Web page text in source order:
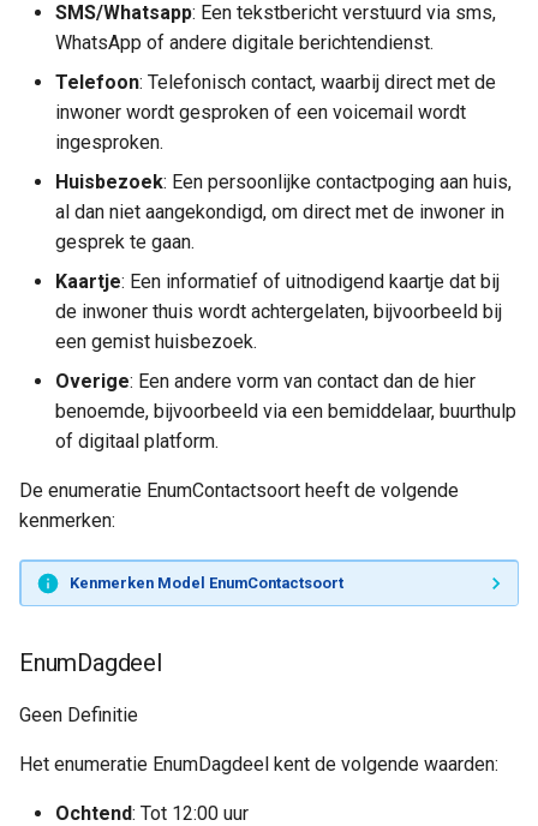
SMS/Whatsapp: Een tekstbericht verstuurd via sms,
WhatsApp of andere digitale berichtendienst.
Telefoon: Telefonisch contact, waarbij direct met de
inwoner wordt gesproken of een voicemail wordt
ingesproken.
Huisbezoek: Een persoonlijke contactpoging aan huis,
al dan niet aangekondigd, om direct met de inwoner in
gesprek te gaan.
Kaartje: Een informatief of uitnodigend kaartje dat bij
de inwoner thuis wordt achtergelaten, bijvoorbeeld bij
een gemist huisbezoek.
Overige: Een andere vorm van contact dan de hier
benoemde, bijvoorbeeld via een bemiddelaar, buurthulp
of digitaal platform.
De enumeratie EnumContactsoort heeft de volgende
kenmerken:
Kenmerken Model EnumContactsoort
EnumDagdeel
Geen Definitie
Het enumeratie EnumDagdeel kent de volgende waarden:
Ochtend: Tot 12:00 uur